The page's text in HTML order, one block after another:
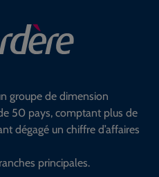
groupe de dimension
50 pays, comptant plus de
dégagé un chiffre d’affaires
principales.